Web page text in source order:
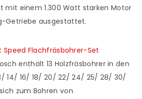
mit einem 1.300 Watt starken Motor
Getriebe ausgestattet.
Speed Flachfräsbohrer-Set
enthält 13 Holzfräsbohrer in den
14/ 16/ 18/ 20/ 22/ 24/ 25/ 28/ 30/
zum Bohren von